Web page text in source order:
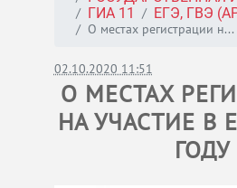
ГИА 11
ЕГЭ, ГВЭ
О местах регистрации н...
02.10.2020 11:51
О МЕСТАХ
НА УЧАСТИЕ В
ГОДУ